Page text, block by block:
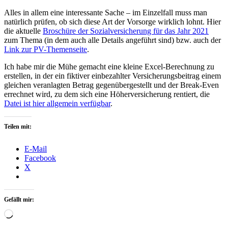
Alles in allem eine interessante Sache – im Einzelfall muss man
natürlich prüfen, ob sich diese Art der Vorsorge wirklich lohnt. Hier
die aktuelle Broschüre der Sozialversicherung für das Jahr 2021
zum Thema (in dem auch alle Details angeführt sind) bzw. auch der
Link zur PV-Themenseite.
Ich habe mir die Mühe gemacht eine kleine Excel-Berechnung zu
erstellen, in der ein fiktiver einbezahlter Versicherungsbeitrag einem
gleichen veranlagten Betrag gegenübergestellt und der Break-Even
errechnet wird, zu dem sich eine Höherversicherung rentiert, die
Datei ist hier allgemein verfügbar.
Teilen mit:
E-Mail
Facebook
X
Gefällt mir:
Wird